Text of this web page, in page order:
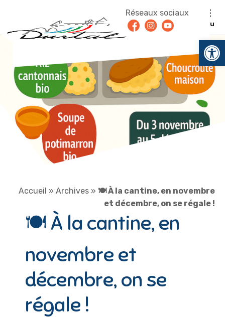
Menu
Réseaux sociaux
FacebookInstagram
Youtube
Accueil » Archives » 🍽 À la cantine, en novembre
et décembre, on se régale !
🍽 À la cantine, en
novembre et
décembre, on se
régale !